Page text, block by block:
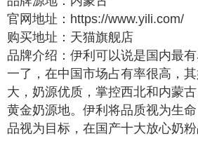
官网地址：https://www.yili.com/
购买地址：天猫旗舰店
品牌介绍：伊利可以说是国内最
一了，在中国市场占有率很高，
大，奶源优质，掌控西北和内蒙
黄金奶源地。伊利将品质视为生
品视为目标，在国产十大放心奶粉